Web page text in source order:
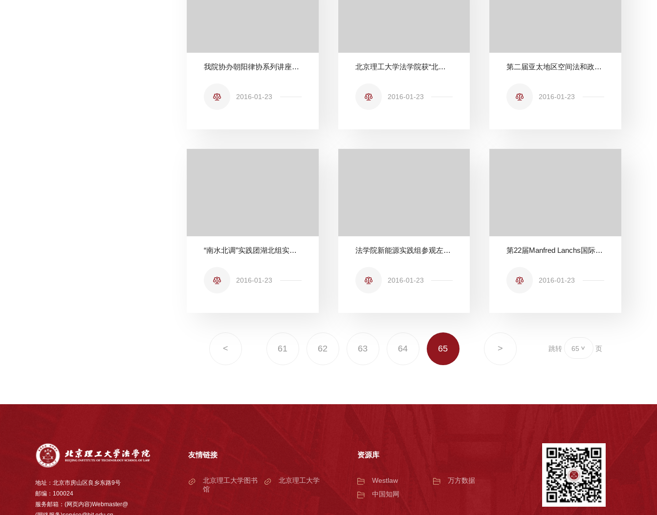
我院协办朝阳律协系列讲座第三期 梁慧星教授主讲民法解释学--21世纪学科前沿学术讲座
2016-01-23
北京理工大学法学院获“北京知识产权法院2015年度志愿服务优秀团队”称号
2016-01-23
第二届亚太地区空间法和政策论坛筹备会议在法学院召开
2016-01-23
“南水北调”实践团湖北组实地调研活动顺利结束
2016-01-23
法学院新能源实践组参观左安门智能用电示范小区
2016-01-23
第22届Manfred Lanchs国际空间法模拟法庭 世界总决赛在我校隆重举行
2016-01-23
< 61 62 63 64 65 > 跳转 65 页
地址：北京市房山区良乡东路9号
邮编：100024
服务邮箱：(网页内容)Webmaster@
友情链接
北京理工大学图书
馆
北京理工大学
资源库
Westlaw
万方数据
中国知网